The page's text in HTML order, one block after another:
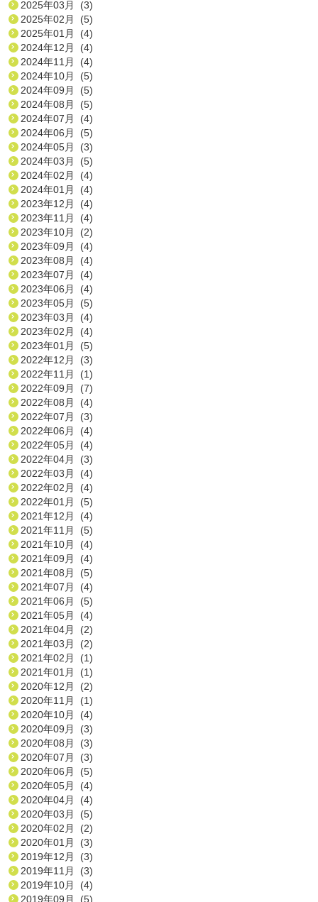
2025年03月 (3)
2025年02月 (5)
2025年01月 (4)
2024年12月 (4)
2024年11月 (4)
2024年10月 (5)
2024年09月 (5)
2024年08月 (5)
2024年07月 (4)
2024年06月 (5)
2024年05月 (3)
2024年03月 (5)
2024年02月 (4)
2024年01月 (4)
2023年12月 (4)
2023年11月 (4)
2023年10月 (2)
2023年09月 (4)
2023年08月 (4)
2023年07月 (4)
2023年06月 (4)
2023年05月 (5)
2023年03月 (4)
2023年02月 (4)
2023年01月 (5)
2022年12月 (3)
2022年11月 (1)
2022年09月 (7)
2022年08月 (4)
2022年07月 (3)
2022年06月 (4)
2022年05月 (4)
2022年04月 (3)
2022年03月 (4)
2022年02月 (4)
2022年01月 (5)
2021年12月 (4)
2021年11月 (5)
2021年10月 (4)
2021年09月 (4)
2021年08月 (5)
2021年07月 (4)
2021年06月 (5)
2021年05月 (4)
2021年04月 (2)
2021年03月 (2)
2021年02月 (1)
2021年01月 (1)
2020年12月 (2)
2020年11月 (1)
2020年10月 (4)
2020年09月 (3)
2020年08月 (3)
2020年07月 (3)
2020年06月 (5)
2020年05月 (4)
2020年04月 (4)
2020年03月 (5)
2020年02月 (2)
2020年01月 (3)
2019年12月 (3)
2019年11月 (3)
2019年10月 (4)
2019年09月 (5)